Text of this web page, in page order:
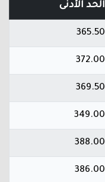
الحد الأدنى
365.50
372.00
369.50
349.00
388.00
386.00